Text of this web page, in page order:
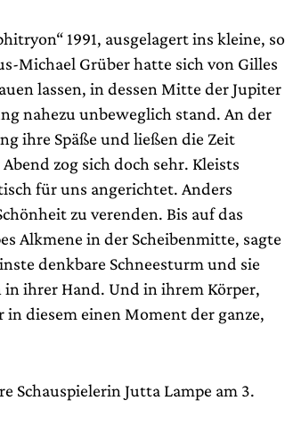
1991, ausgelagert ins kleine, so
Michael Grüber hatte sich von Gilles
lassen, in dessen Mitte der Jupiter
nahezu unbeweglich stand. An der
ihre Späße und ließen die Zeit
zog sich doch sehr. Kleists
für uns angerichtet. Anders
zu verenden. Bis auf das
Alkmene in der Scheibenmitte, sagte
denkbare Schneesturm und sie
ihrer Hand. Und in ihrem Körper,
diesem einen Moment der ganze,
Schauspielerin Jutta Lampe am 3.